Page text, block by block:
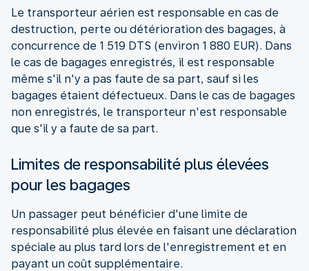
Le transporteur aérien est responsable en cas de
destruction, perte ou détérioration des bagages, à
concurrence de 1 519 DTS (environ 1 880 EUR). Dans
le cas de bagages enregistrés, il est responsable
même s'il n'y a pas faute de sa part, sauf si les
bagages étaient défectueux. Dans le cas de bagages
non enregistrés, le transporteur n'est responsable
que s'il y a faute de sa part.
Limites de responsabilité plus élevées
pour les bagages
Un passager peut bénéficier d'une limite de
responsabilité plus élevée en faisant une déclaration
spéciale au plus tard lors de l'enregistrement et en
payant un coût supplémentaire.